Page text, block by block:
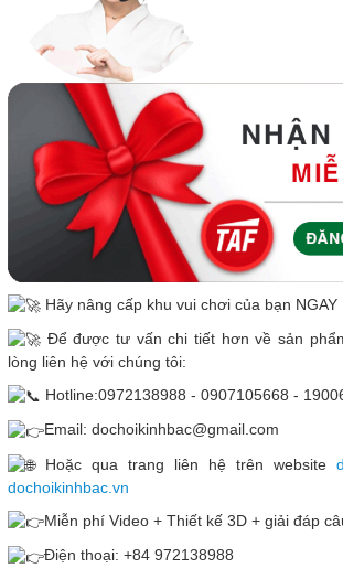
Hãy nâng cấp khu vui chơi của bạn NGAY
Để được tư vấn chi tiết hơn về sản
lòng liên hệ với chúng tôi:
Hotline:0972138988 - 0907105668 -
Email: dochoikinhbac@gmail.com
Hoặc qua trang liên hệ trên website
dochoikinhbac.vn
Miễn phí Video + Thiết kế 3D + giải đáp
Điện thoại: +84 972138988